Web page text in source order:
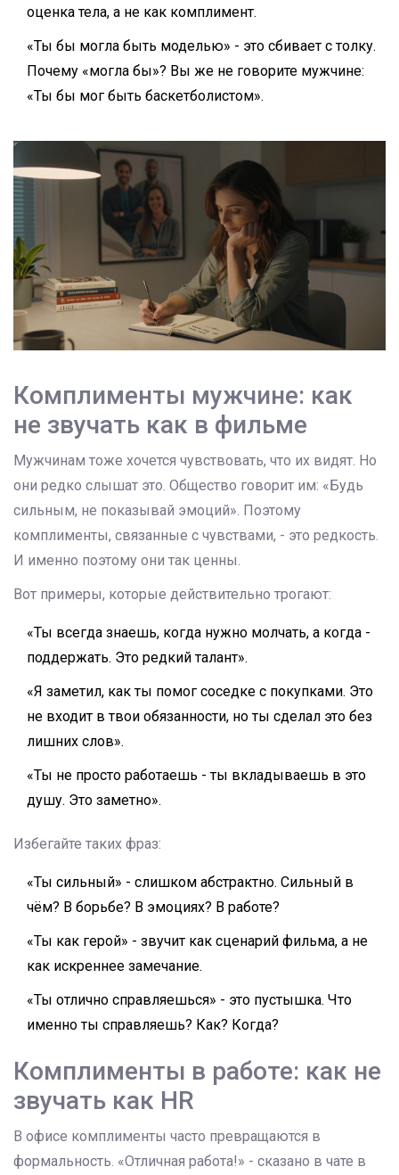
оценка тела, а не как комплимент.
«Ты бы могла быть моделью» - это сбивает с толку.
Почему «могла бы»? Вы же не говорите мужчине:
«Ты бы мог быть баскетболистом».
Комплименты мужчине: как
не звучать как в фильме
Мужчинам тоже хочется чувствовать, что их видят. Но
они редко слышат это. Общество говорит им: «Будь
сильным, не показывай эмоций». Поэтому
комплименты, связанные с чувствами, - это редкость.
И именно поэтому они так ценны.
Вот примеры, которые действительно трогают:
«Ты всегда знаешь, когда нужно молчать, а когда -
поддержать. Это редкий талант».
«Я заметил, как ты помог соседке с покупками. Это
не входит в твои обязанности, но ты сделал это без
лишних слов».
«Ты не просто работаешь - ты вкладываешь в это
душу. Это заметно».
Избегайте таких фраз:
«Ты сильный» - слишком абстрактно. Сильный в
чём? В борьбе? В эмоциях? В работе?
«Ты как герой» - звучит как сценарий фильма, а не
как искреннее замечание.
«Ты отлично справляешься» - это пустышка. Что
именно ты справляешь? Как? Когда?
Комплименты в работе: как не
звучать как HR
В офисе комплименты часто превращаются в
формальность. «Отличная работа!» - сказано в чате в